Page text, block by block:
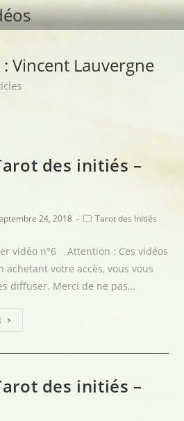
:Vincent Lauvergne
des initiés –
24, 2018 Tarot des Initiés
vidéo n°6 Attention : Ces vidéos
achetant votre accès, vous vous
diffuser. Merci de ne pas…
des initiés –